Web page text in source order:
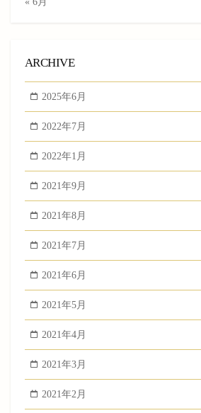
ARCHIVE
2025年6月
2022年7月
2022年1月
2021年9月
2021年8月
2021年7月
2021年6月
2021年5月
2021年4月
2021年3月
2021年2月